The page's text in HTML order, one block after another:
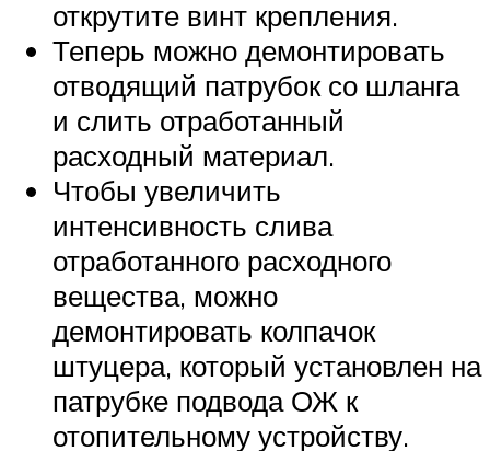
открутите винт крепления.
Теперь можно демонтировать
отводящий патрубок со шланга
и слить отработанный
расходный материал.
Чтобы увеличить
интенсивность слива
отработанного расходного
вещества, можно
демонтировать колпачок
штуцера, который установлен на
патрубке подвода ОЖ к
отопительному устройству.